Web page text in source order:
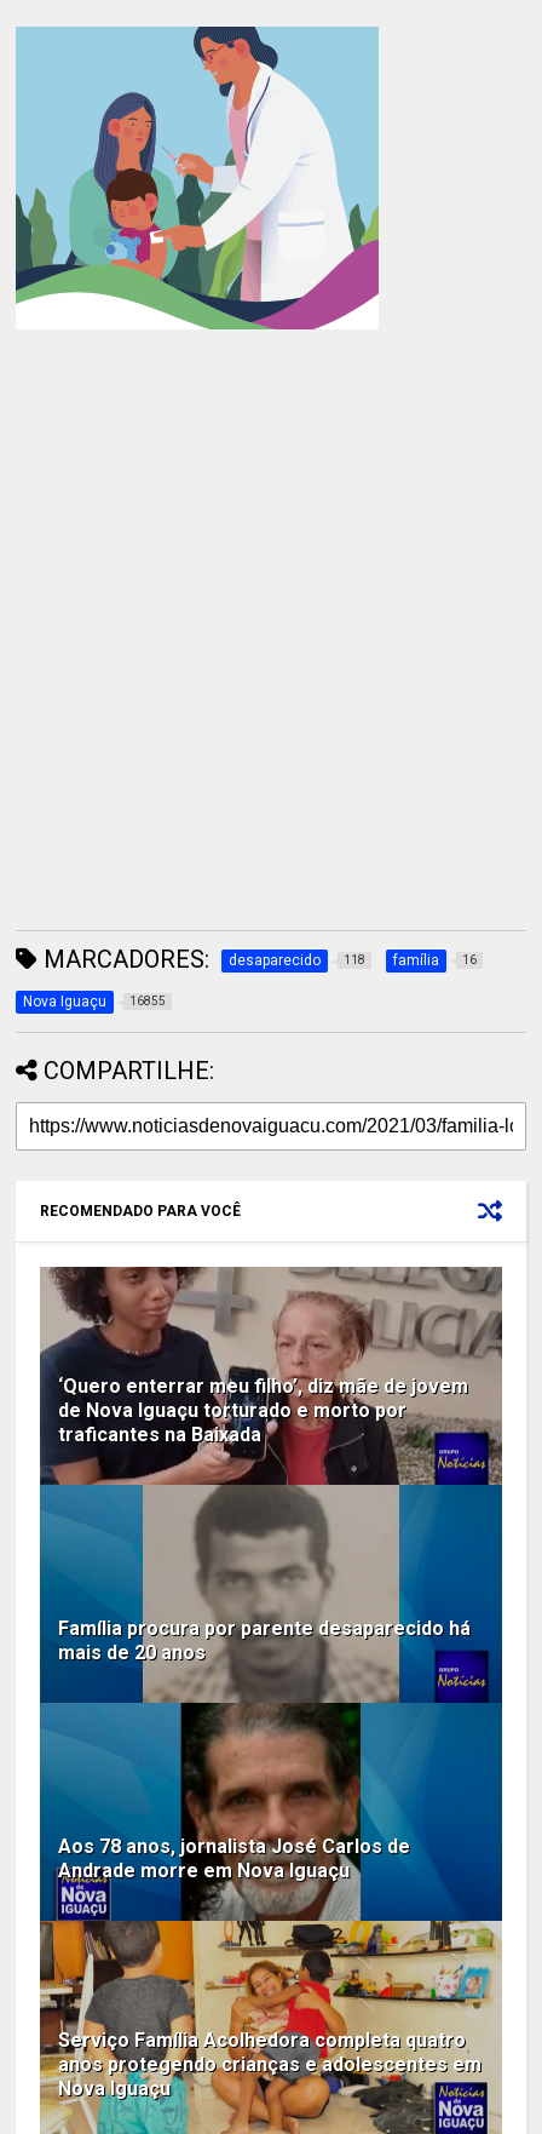
MARCADORES: desaparecido 118 família 16
Nova Iguaçu 16855
COMPARTILHE:
RECOMENDADO PARA VOCÊ
‘Quero enterrar meu filho’, diz mãe de jovem
de Nova Iguaçu torturado e morto por
traficantes na Baixada
Família procura por parente desaparecido há
mais de 20 anos
Aos 78 anos, jornalista José Carlos de
Andrade morre em Nova Iguaçu
Serviço Família Acolhedora completa quatro
anos protegendo crianças e adolescentes em
Nova Iguaçu